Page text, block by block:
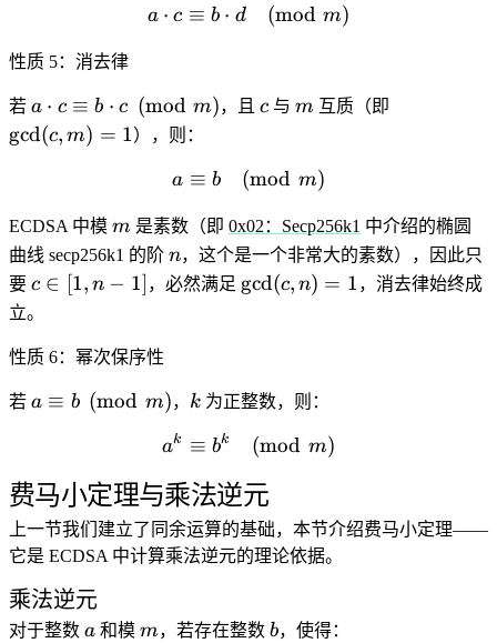
a \cdot c \equiv b \cdot
a ⋅ c ≡ b ⋅ d (mod m)
性质 5：消去律
若 a \cdot c
\equiv b
\cdot c
a ⋅ c ≡ b ⋅ c (mod m)，且 c
c与 m
m互质（即
gcd(c, m) = 1），则：
a \equiv b \pmod{m}
a ≡ b (mod m)
ECDSA 中模 m
m 是素数（即 0x02：Secp256k1 中介绍的椭圆
曲线 secp256k1 的阶 n
n，这个是一个非常大的素数），因此只
要 c
n-
c ∈ [1, n − 1] ，必然满足 \gcd(c,
gcd(c, n) = 1，消去律始终成
立。
性质 6：幂次保序性
若 a \equiv b
a ≡ b (mod m)， k
k 为正整数，则：
a^k \equiv b^k \pmod{m}
ak ≡ bk (mod m)
费马小定理与乘法逆元
上一节我们建立了同余运算的基础，本节介绍费马小定理——
它是 ECDSA 中计算乘法逆元的理论依据。
乘法逆元
对于整数 a
a 和模 m
m，若存在整数 b
b，使得：